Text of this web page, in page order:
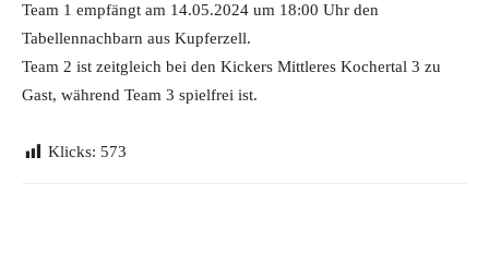
Team 1 empfängt am 14.05.2024 um 18:00 Uhr den
Tabellennachbarn aus Kupferzell.
Team 2 ist zeitgleich bei den Kickers Mittleres Kochertal 3 zu
Gast, während Team 3 spielfrei ist.
Klicks: 573